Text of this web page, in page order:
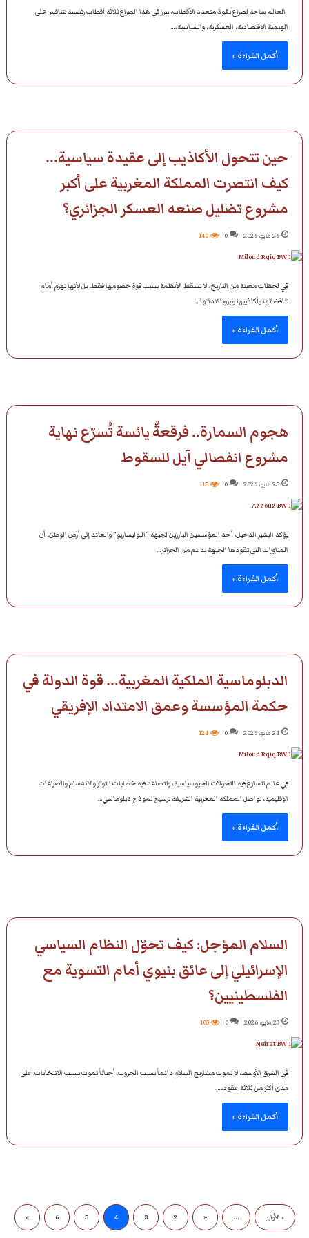
العالم ساحة لصراع نفوذ متعدد الأقطاب، يبرز في هذا الصراع ثلاثة أقطاب رئيسية تتنافس على
الهيمنة الاقتصادية، العسكرية، والسياسية،…
أكمل القراءة »
حين تتحول الأكاذيب إلى عقيدة سياسية…
كيف انتصرت المملكة المغربية على أكبر
مشروع تضليل صنعه العسكر الجزائري؟
26 مايو، 2026 0
140
في لحظات معينة من التاريخ، لا تسقط الأنظمة بسبب قوة خصومها فقط، بل لأنها تهزم أمام
تناقضاتها وأكاذيبها و بروباكنداتها…
أكمل القراءة »
هجوم السمارة.. فرقعةٌ يائسة تُسرّع نهاية
مشروع انفصالي آيل للسقوط
25 مايو، 2026 0
115
يؤكد البشير الدخيل، أحد المؤسسين البارزين لجبهة “البوليساريو” والعائد إلى أرض الوطن، أن
المناورات التي تقودها الجبهة بدعم من الجزائر…
أكمل القراءة »
الدبلوماسية الملكية المغربية… قوة الدولة في
حكمة المؤسسة وعمق الامتداد الإفريقي
24 مايو، 2026 0
124
في عالم تتسارع فيه التحولات الجيوسياسية، وتتصاعد فيه خطابات التوتر والانقسام والصراعات
الإقليمية، تواصل المملكة المغربية الشريفة ترسيخ نموذج دبلوماسي…
أكمل القراءة »
السلام المؤجل: كيف تحوّل النظام السياسي
الإسرائيلي إلى عائق بنيوي أمام التسوية مع
الفلسطينيين؟
23 مايو، 2026 0
103
في الشرق الأوسط، لا تموت مشاريع السلام دائماً بسبب الحروب. أحياناً تموت بسبب الانتخابات. على
مدى أكثر من ثلاثة عقود،…
أكمل القراءة »
« الأولى ...
«
2
3
4
5
6
»